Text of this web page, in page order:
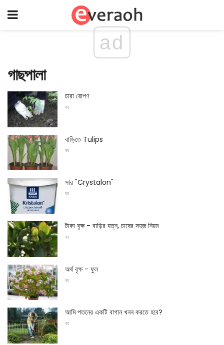
ad
গাছপালা
চারা রোপণ
ঘর
বাড়িতে Tulips
ঘর
সার "Crystalon"
ঘর
টাকা বৃক্ষ - বাড়ির যত্ন, চাষের সহজ নিয়ম
ঘর
অর্থ বৃক্ষ - ফুল
ঘর
আমি পতনের একটি বাগান খনন করতে হবে?
ঘর